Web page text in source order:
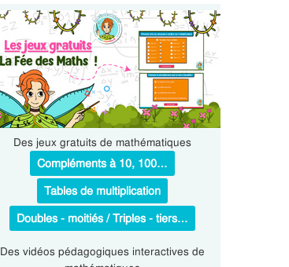
Des jeux gratuits de mathématiques
Compléments à 10, 100…
Tables de multiplication
Doubles - moitiés / Triples - tiers…
Des vidéos pédagogiques interactives de